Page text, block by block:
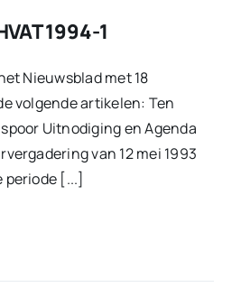
1994-1
Nieuwsblad met 18
volgende artikelen: Ten
Uitnodiging en Agenda
van 12 mei 1993
periode [...]